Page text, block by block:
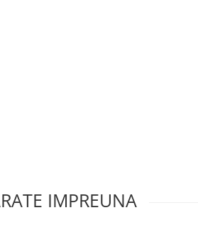
IMPREUNA